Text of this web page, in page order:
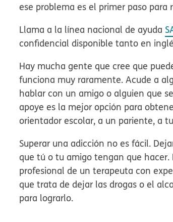
ese problema es el primer paso para
Llama a la línea nacional de ayuda
confidencial disponible tanto en
Hay mucha gente que cree que
funciona muy raramente. Acude a
hablar con un amigo o alguien que
apoye es la mejor opción para
orientador escolar, a un pariente, a
Superar una adicción no es fácil.
que tú o tu amigo tengan que
profesional de un terapeuta con
que trata de dejar las drogas o el
para lograrlo.